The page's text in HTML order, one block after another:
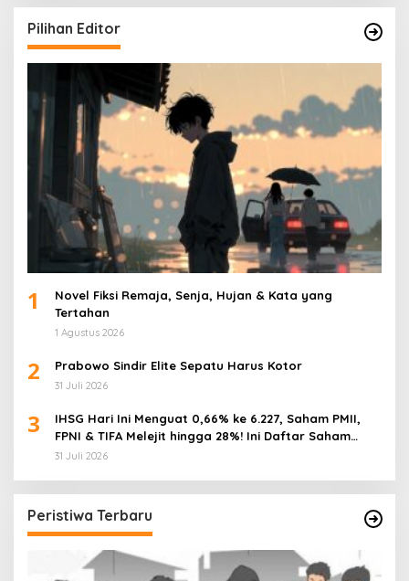
Pilihan Editor
1
Novel Fiksi Remaja, Senja, Hujan & Kata yang
Tertahan
1 Agustus 2026
2 Prabowo Sindir Elite Sepatu Harus Kotor
31 Juli 2026
3
IHSG Hari Ini Menguat 0,66% ke 6.227, Saham PMII,
FPNI & TIFA Melejit hingga 28%! Ini Daftar Saham
Paling Cuan & Volume Tertinggi 31 Juli 2026
31 Juli 2026
Peristiwa Terbaru